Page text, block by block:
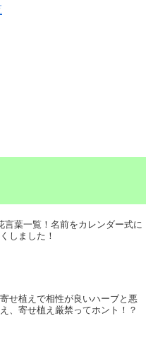
言葉一覧！名前をカレンダー式に
しました！
せ植えで相性が良いハーブと悪
、寄せ植え厳禁ってホント！？